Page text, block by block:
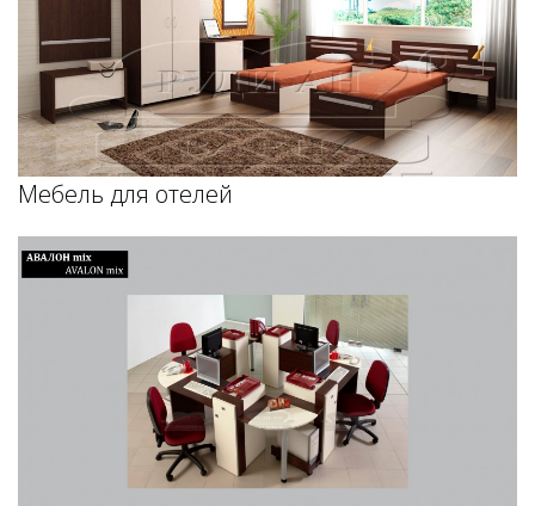
Мебель для отелей